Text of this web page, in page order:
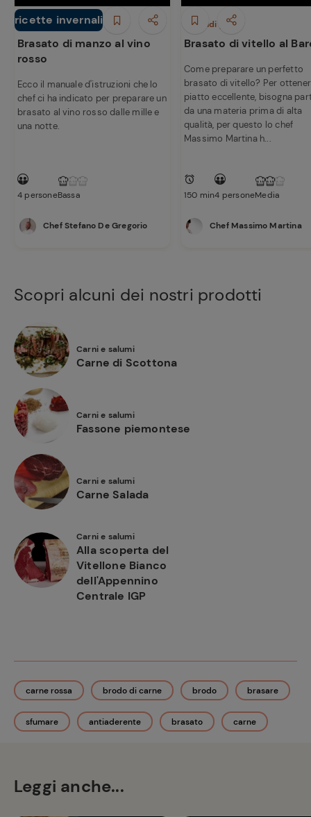
ricette invernali
Secondi piatti
Brasato di manzo al vino
rosso
Ecco il manuale d'istruzioni che lo
chef ci ha indicato per preparare un
brasato al vino rosso dalle mille e
una notte.
4 personeBassa
Chef Stefano De Gregorio
Secondi piatti
Brasato di vitello al
Come preparare un perfetto
brasato di vitello? Per
piatto eccellente, bisogna
da una materia prima di alta
qualità, per questo lo chef
Massimo Martina h...
150 min4 personeMedia
Chef Massimo Martina
Scopri alcuni dei nostri prodotti
Carni e salumi
Carne di Scottona
Carni e salumi
Fassone piemontese
Carni e salumi
Carne Salada
Carni e salumi
Alla scoperta del
Vitellone Bianco
dell'Appennino
Centrale IGP
carne rossa brodo di carne brodo brasare
sfumare antiaderente brasato carne
Leggi anche...
Ricette